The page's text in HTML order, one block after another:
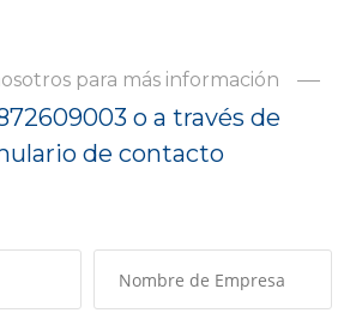
para más información
o a través de
de contacto